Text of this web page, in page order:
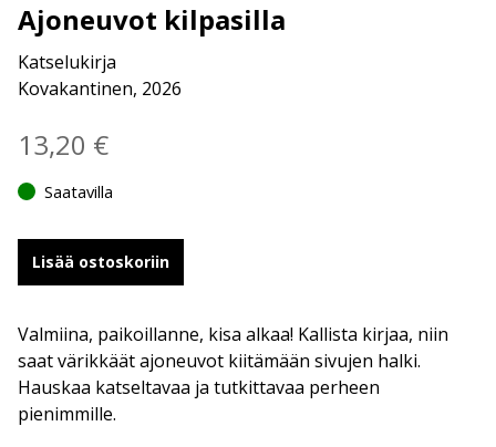
Ajoneuvot kilpasilla
Katselukirja
Kovakantinen, 2026
13,20 €
Saatavilla
Lisää ostoskoriin
Valmiina, paikoillanne, kisa alkaa! Kallista kirjaa, niin
saat värikkäät ajoneuvot kiitämään sivujen halki.
Hauskaa katseltavaa ja tutkittavaa perheen
pienimmille.